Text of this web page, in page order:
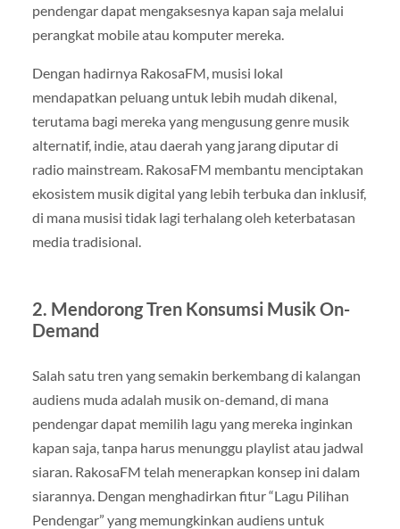
pendengar dapat mengaksesnya kapan saja melalui
perangkat mobile atau komputer mereka.
Dengan hadirnya RakosaFM, musisi lokal
mendapatkan peluang untuk lebih mudah dikenal,
terutama bagi mereka yang mengusung genre musik
alternatif, indie, atau daerah yang jarang diputar di
radio mainstream. RakosaFM membantu menciptakan
ekosistem musik digital yang lebih terbuka dan inklusif,
di mana musisi tidak lagi terhalang oleh keterbatasan
media tradisional.
2. Mendorong Tren Konsumsi Musik On-
Demand
Salah satu tren yang semakin berkembang di kalangan
audiens muda adalah musik on-demand, di mana
pendengar dapat memilih lagu yang mereka inginkan
kapan saja, tanpa harus menunggu playlist atau jadwal
siaran. RakosaFM telah menerapkan konsep ini dalam
siarannya. Dengan menghadirkan fitur “Lagu Pilihan
Pendengar” yang memungkinkan audiens untuk